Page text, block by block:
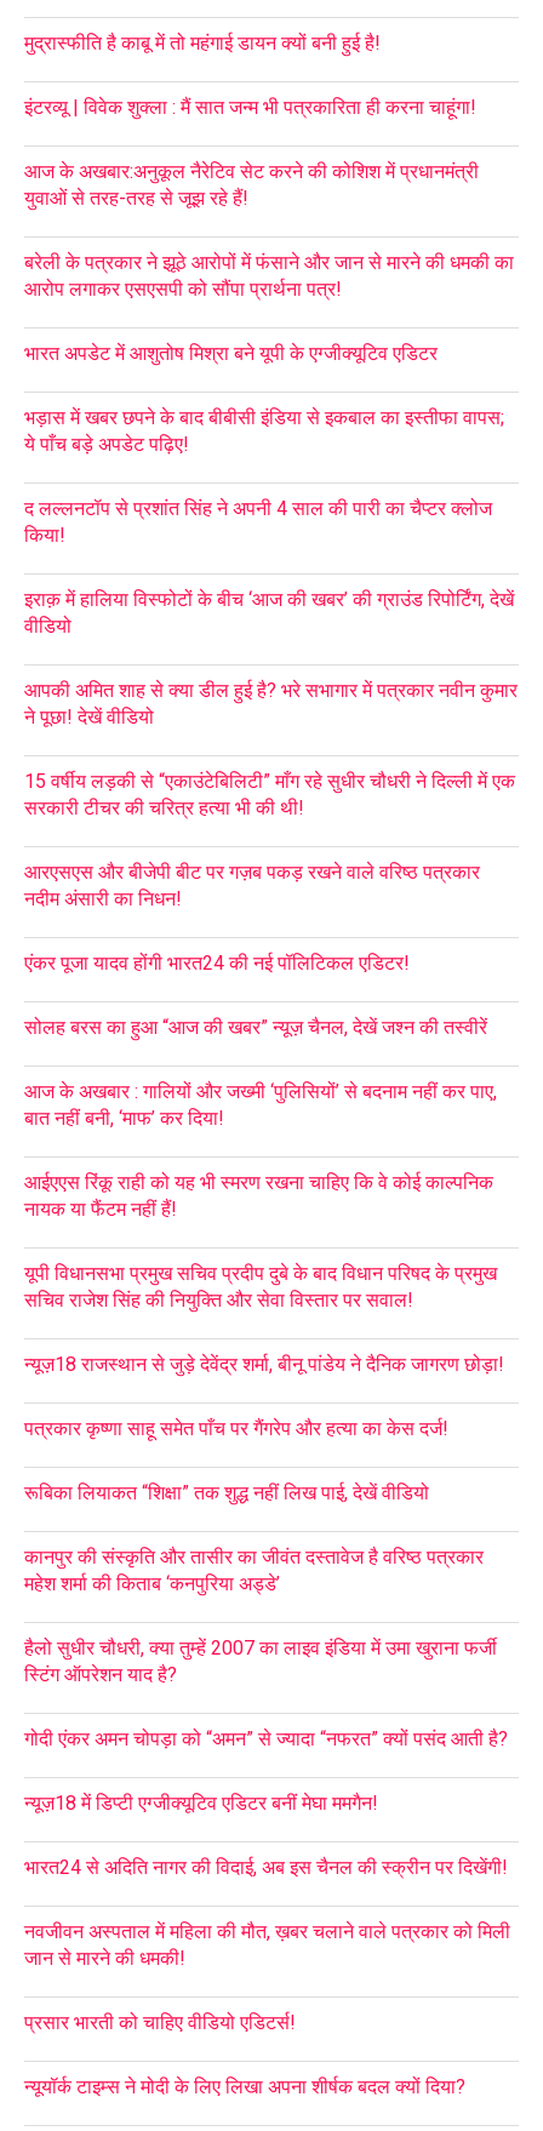
मुद्रास्फीति है काबू में तो महंगाई डायन क्यों बनी हुई है!
इंटरव्यू | विवेक शुक्ला : मैं सात जन्म भी पत्रकारिता ही करना चाहूंगा!
आज के अखबार:अनुकूल नैरेटिव सेट करने की कोशिश में प्रधानमंत्री
युवाओं से तरह-तरह से जूझ रहे हैं!
बरेली के पत्रकार ने झूठे आरोपों में फंसाने और जान से मारने की धमकी का
आरोप लगाकर एसएसपी को सौंपा प्रार्थना पत्र!
भारत अपडेट में आशुतोष मिश्रा बने यूपी के एग्जीक्यूटिव एडिटर
भड़ास में खबर छपने के बाद बीबीसी इंडिया से इकबाल का इस्तीफा वापस;
ये पाँच बड़े अपडेट पढ़िए!
द लल्लनटॉप से प्रशांत सिंह ने अपनी 4 साल की पारी का चैप्टर क्लोज
किया!
इराक़ में हालिया विस्फोटों के बीच ‘आज की खबर’ की ग्राउंड रिपोर्टिंग, देखें
वीडियो
आपकी अमित शाह से क्या डील हुई है? भरे सभागार में पत्रकार नवीन कुमार
ने पूछा! देखें वीडियो
15 वर्षीय लड़की से “एकाउंटेबिलिटी” माँग रहे सुधीर चौधरी ने दिल्ली में एक
सरकारी टीचर की चरित्र हत्या भी की थी!
आरएसएस और बीजेपी बीट पर गज़ब पकड़ रखने वाले वरिष्ठ पत्रकार
नदीम अंसारी का निधन!
एंकर पूजा यादव होंगी भारत24 की नई पॉलिटिकल एडिटर!
सोलह बरस का हुआ “आज की खबर” न्यूज़ चैनल, देखें जश्न की तस्वीरें
आज के अखबार : गालियों और जख्मी ‘पुलिसियों’ से बदनाम नहीं कर पाए,
बात नहीं बनी, ‘माफ’ कर दिया!
आईएएस रिंकू राही को यह भी स्मरण रखना चाहिए कि वे कोई काल्पनिक
नायक या फैंटम नहीं हैं!
यूपी विधानसभा प्रमुख सचिव प्रदीप दुबे के बाद विधान परिषद के प्रमुख
सचिव राजेश सिंह की नियुक्ति और सेवा विस्तार पर सवाल!
न्यूज़18 राजस्थान से जुड़े देवेंद्र शर्मा, बीनू पांडेय ने दैनिक जागरण छोड़ा!
पत्रकार कृष्णा साहू समेत पाँच पर गैंगरेप और हत्या का केस दर्ज!
रूबिका लियाकत “शिक्षा” तक शुद्ध नहीं लिख पाई, देखें वीडियो
कानपुर की संस्कृति और तासीर का जीवंत दस्तावेज है वरिष्ठ पत्रकार
महेश शर्मा की किताब ‘कनपुरिया अड्डे’
हैलो सुधीर चौधरी, क्या तुम्हें 2007 का लाइव इंडिया में उमा खुराना फर्जी
स्टिंग ऑपरेशन याद है?
गोदी एंकर अमन चोपड़ा को “अमन” से ज्यादा “नफरत” क्यों पसंद आती है?
न्यूज़18 में डिप्टी एग्जीक्यूटिव एडिटर बनीं मेघा ममगैन!
भारत24 से अदिति नागर की विदाई, अब इस चैनल की स्क्रीन पर दिखेंगी!
नवजीवन अस्पताल में महिला की मौत, ख़बर चलाने वाले पत्रकार को मिली
जान से मारने की धमकी!
प्रसार भारती को चाहिए वीडियो एडिटर्स!
न्यूयॉर्क टाइम्स ने मोदी के लिए लिखा अपना शीर्षक बदल क्यों दिया?